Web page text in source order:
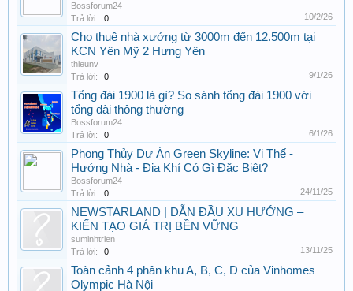
Bossforum24
Trả lời:
0 10/2/26
Cho thuê nhà xưởng từ 3000m đến 12.500m tại
KCN Yên Mỹ 2 Hưng Yên
thieunv
Trả lời:
0 9/1/26
Tổng đài 1900 là gì? So sánh tổng đài 1900 với
tổng đài thông thường
Bossforum24
Trả lời:
0 6/1/26
Phong Thủy Dự Án Green Skyline: Vị Thế -
Hướng Nhà - Địa Khí Có Gì Đặc Biệt?
Bossforum24
Trả lời:
0 24/11/25
NEWSTARLAND | DẪN ĐẦU XU HƯỚNG –
KIẾN TẠO GIÁ TRỊ BỀN VỮNG
suminhtrien
Trả lời:
0 13/11/25
Toàn cảnh 4 phân khu A, B, C, D của Vinhomes
Olympic Hà Nội